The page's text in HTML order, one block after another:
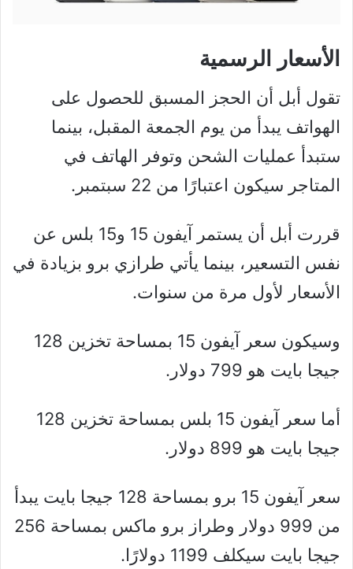
الأسعار الرسمية
تقول أبل أن الحجز المسبق للحصول على
الهواتف يبدأ من يوم الجمعة المقبل، بينما
ستبدأ عمليات الشحن وتوفر الهاتف في
المتاجر سيكون اعتبارًا من 22 سبتمبر.
قررت أبل أن يستمر آيفون 15 و15 بلس عن
نفس التسعير، بينما يأتي طرازي برو بزيادة في
الأسعار لأول مرة من سنوات.
وسيكون سعر آيفون 15 بمساحة تخزين 128
جيجا بايت هو 799 دولار.
أما سعر آيفون 15 بلس بمساحة تخزين 128
جيجا بايت هو 899 دولار.
سعر آيفون 15 برو بمساحة 128 جيجا بايت يبدأ
من 999 دولار وطراز برو ماكس بمساحة 256
جيجا بايت سيكلف 1199 دولارًا.